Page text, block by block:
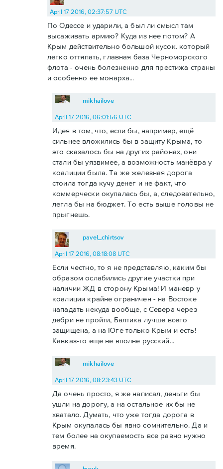
April 17 2016, 02:37:57 UTC
По Одессе и ударили, а был ли смысл там
высаживать армию? Куда из нее потом? А
Крым действительно большой кусок. который
легко оттяпать, главная база Черноморского
флота - очень болезненно для престижа страны
и особенно ее монарха...
mikhailove
April 17 2016, 06:01:56 UTC
Идея в том, что, если бы, например, ещё
сильнее вложились бы в защиту Крыма, то
это сказалось бы на других районах, они
стали бы уязвимее, а возможность манёвра у
коалиции была. Та же железная дорога
стоила тогда кучу денег и не факт, что
коммерчески окупалась бы, а, следовательно,
легла бы на бюджет. То есть выше головы не
прыгнешь.
pavel_chirtsov
April 17 2016, 08:18:08 UTC
Если честно, то я не представляю, каким бы
образом ослабились другие участки при
наличии ЖД в сторону Крыма! И маневр у
коалиции крайне ограничен - на Востоке
нападать некуда вообще, с Севера через
дебри не пройти, Балтика лучше всего
защищена, а на Юге только Крым и есть!
Кавказ-то еще не вполне русский...
mikhailove
April 17 2016, 08:23:43 UTC
Да очень просто, я же написал, деньги бы
ушли на дорогу, а на остальное их бы не
хватало. Думать, что уже тогда дорога в
Крым окупалась бы явно сомнительно. Да и
тем более на окупаемость все равно нужно
время.